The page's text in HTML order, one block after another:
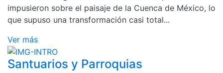
impusieron sobre el paisaje de la Cuenca de México, lo
que supuso una transformación casi total...
Ver más
Santuarios y Parroquias